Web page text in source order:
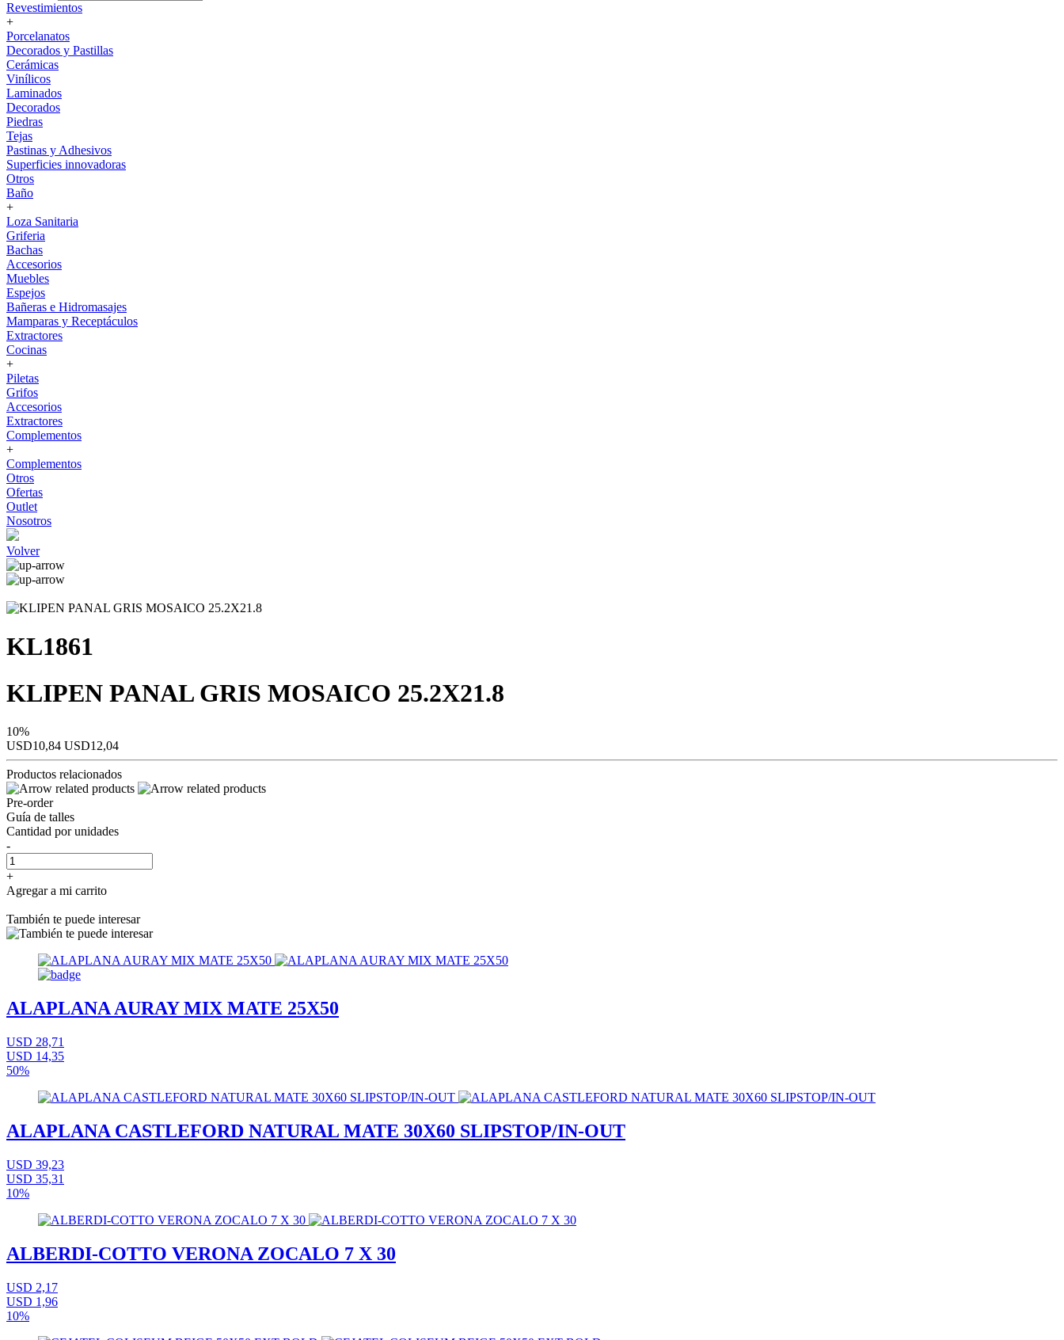
Revestimientos
+
Porcelanatos
Decorados y Pastillas
Cerámicas
Vinílicos
Laminados
Decorados
Piedras
Tejas
Pastinas y Adhesivos
Superficies innovadoras
Otros
Baño
+
Loza Sanitaria
Griferia
Bachas
Accesorios
Muebles
Espejos
Bañeras e Hidromasajes
Mamparas y Receptáculos
Extractores
Cocinas
+
Piletas
Grifos
Accesorios
Extractores
Complementos
+
Complementos
Otros
Ofertas
Outlet
Nosotros
Volver
KL1861
KLIPEN PANAL GRIS MOSAICO 25.2X21.8
10%
USD10,84 USD12,04
Productos relacionados
Pre-order
Guía de talles
Cantidad por unidades
-
+
Agregar a mi carrito
También te puede interesar
ALAPLANA AURAY MIX MATE 25X50
USD 28,71
USD 14,35
50%
ALAPLANA CASTLEFORD NATURAL MATE 30X60 SLIPSTOP/IN-OUT
USD 39,23
USD 35,31
10%
ALBERDI-COTTO VERONA ZOCALO 7 X 30
USD 2,17
USD 1,96
10%